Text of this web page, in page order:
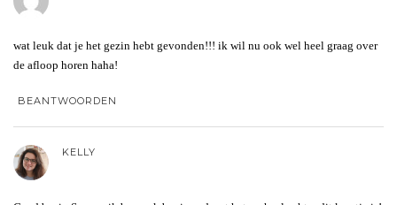
wat leuk dat je het gezin hebt gevonden!!! ik wil nu ook wel heel graag over
de afloop horen haha!
BEANTWOORDEN
KELLY